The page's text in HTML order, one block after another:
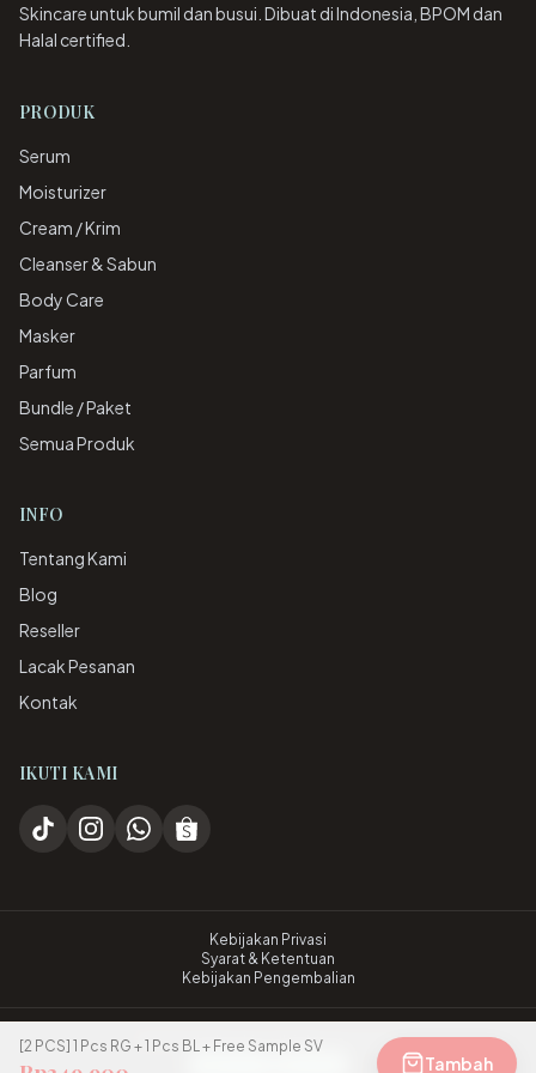
[2 PCS] 1 Pcs RG + 1 Pcs BL + Free Sample SV
Tambah
Skincare untuk bumil dan busui. Dibuat di Indonesia, BPOM dan
Halal certified.
PRODUK
Serum
Moisturizer
Cream / Krim
Cleanser & Sabun
Body Care
Masker
Parfum
Bundle / Paket
Semua Produk
INFO
Tentang Kami
Blog
Reseller
Lacak Pesanan
Kontak
IKUTI KAMI
Kebijakan Privasi
Syarat & Ketentuan
Kebijakan Pengembalian
© 2026ibelle skin. All rights reserved.